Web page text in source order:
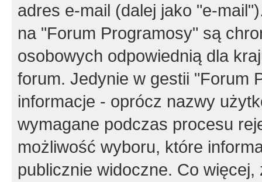
adres e-mail (dalej jako "e-
na "Forum Programosy" są
osobowych odpowiednią dla
forum. Jedynie w gestii "Forum
informacje - oprócz nazwy
wymagane podczas procesu
możliwość wyboru, które
publicznie widoczne. Co